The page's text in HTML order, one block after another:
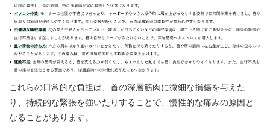
これらの日常的な負担は、首の深層筋肉に微細な損傷を与えた
り、持続的な緊張を強いたりすることで、慢性的な痛みの原因と
なることがあります。